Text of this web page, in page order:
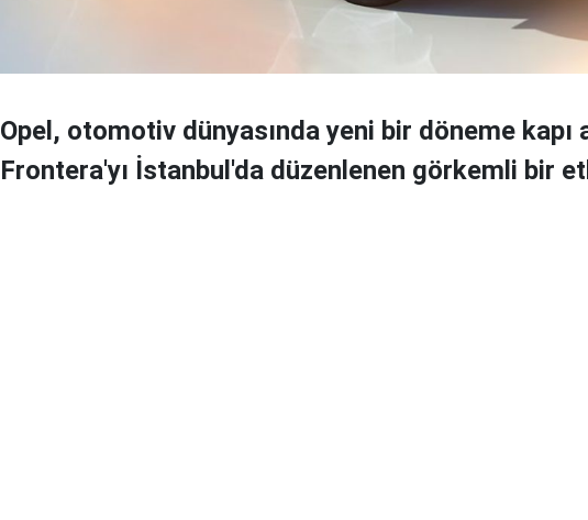
Opel, otomotiv dünyasında yeni bir döneme kapı
Frontera'yı İstanbul'da düzenlenen görkemli bir